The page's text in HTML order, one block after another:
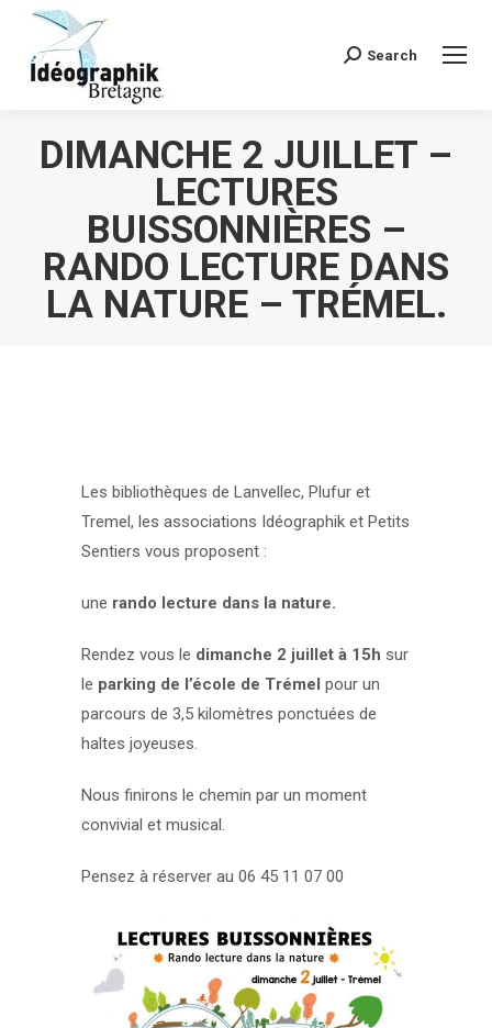
Recherche
Search
DIMANCHE 2 JUILLET –
LECTURES
BUISSONNIÈRES –
RANDO LECTURE DANS
LA NATURE – TRÉMEL.
Les bibliothèques de Lanvellec, Plufur et
Tremel, les associations Idéographik et Petits
Sentiers vous proposent :
une rando lecture dans la nature.
Rendez vous le dimanche 2 juillet à 15h sur
le parking de l’école de Trémel pour un
parcours de 3,5 kilomètres ponctuées de
haltes joyeuses.
Nous finirons le chemin par un moment
convivial et musical.
Pensez à réserver au 06 45 11 07 00